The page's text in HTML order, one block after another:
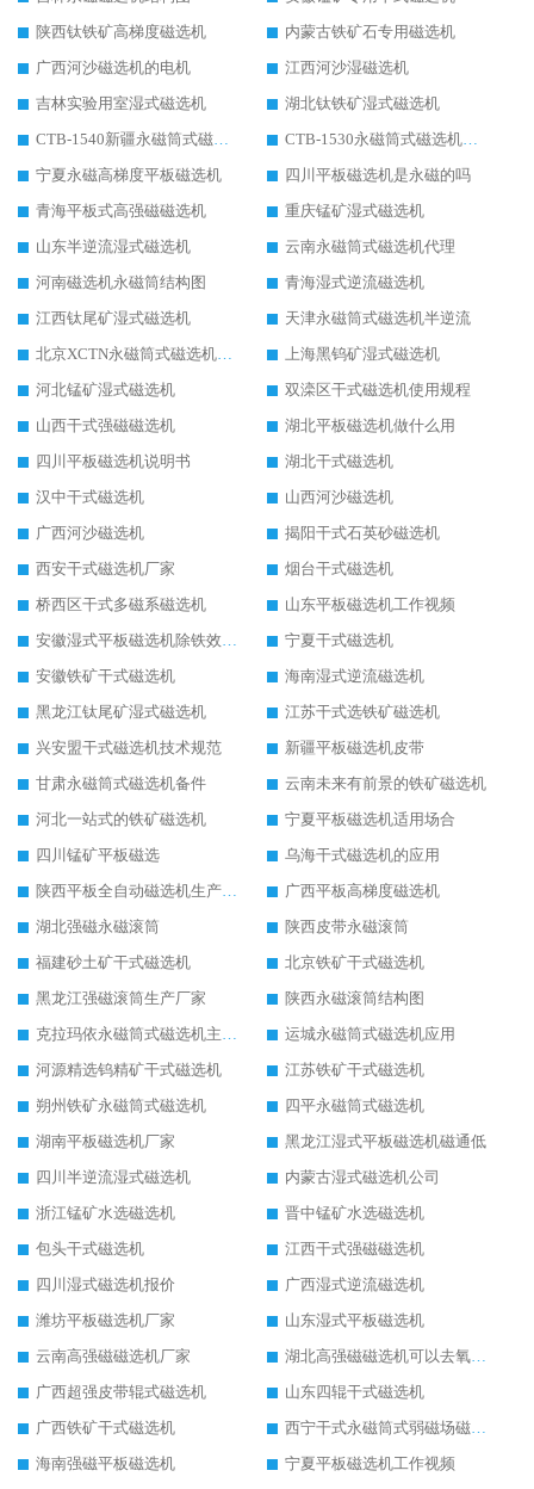
陕西钛铁矿高梯度磁选机
内蒙古铁矿石专用磁选机
广西河沙磁选机的电机
江西河沙湿磁选机
吉林实验用室湿式磁选机
湖北钛铁矿湿式磁选机
CTB-1540新疆永磁筒式磁选机
CTB-1530永磁筒式磁选机代理商
宁夏永磁高梯度平板磁选机
四川平板磁选机是永磁的吗
青海平板式高强磁磁选机
重庆锰矿湿式磁选机
山东半逆流湿式磁选机
云南永磁筒式磁选机代理
河南磁选机永磁筒结构图
青海湿式逆流磁选机
江西钛尾矿湿式磁选机
天津永磁筒式磁选机半逆流
北京XCTN永磁筒式磁选机磁块位置
上海黑钨矿湿式磁选机
河北锰矿湿式磁选机
双滦区干式磁选机使用规程
山西干式强磁磁选机
湖北平板磁选机做什么用
四川平板磁选机说明书
湖北干式磁选机
汉中干式磁选机
山西河沙磁选机
广西河沙磁选机
揭阳干式石英砂磁选机
西安干式磁选机厂家
烟台干式磁选机
桥西区干式多磁系磁选机
山东平板磁选机工作视频
安徽湿式平板磁选机除铁效果怎么样
宁夏干式磁选机
安徽铁矿干式磁选机
海南湿式逆流磁选机
黑龙江钛尾矿湿式磁选机
江苏干式选铁矿磁选机
兴安盟干式磁选机技术规范
新疆平板磁选机皮带
甘肃永磁筒式磁选机备件
云南未来有前景的铁矿磁选机
河北一站式的铁矿磁选机
宁夏平板磁选机适用场合
四川锰矿平板磁选
乌海干式磁选机的应用
陕西平板全自动磁选机生产厂家
广西平板高梯度磁选机
湖北强磁永磁滚筒
陕西皮带永磁滚筒
福建砂土矿干式磁选机
北京铁矿干式磁选机
黑龙江强磁滚筒生产厂家
陕西永磁滚筒结构图
克拉玛依永磁筒式磁选机主要技术参数
运城永磁筒式磁选机应用
河源精选钨精矿干式磁选机
江苏铁矿干式磁选机
朔州铁矿永磁筒式磁选机
四平永磁筒式磁选机
湖南平板磁选机厂家
黑龙江湿式平板磁选机磁通低
四川半逆流湿式磁选机
内蒙古湿式磁选机公司
浙江锰矿水选磁选机
晋中锰矿水选磁选机
包头干式磁选机
江西干式强磁磁选机
四川湿式磁选机报价
广西湿式逆流磁选机
潍坊平板磁选机厂家
山东湿式平板磁选机
云南高强磁磁选机厂家
湖北高强磁磁选机可以去氧化铝
广西超强皮带辊式磁选机
山东四辊干式磁选机
广西铁矿干式磁选机
西宁干式永磁筒式弱磁场磁选机结构图
海南强磁平板磁选机
宁夏平板磁选机工作视频